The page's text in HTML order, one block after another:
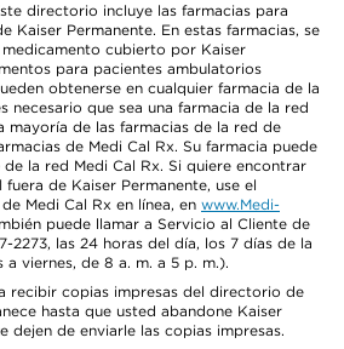
directorio incluye las farmacias para
Kaiser Permanente. En estas farmacias, se
cubierto por Kaiser
para pacientes ambulatorios
obtenerse en cualquier farmacia de la
necesario que sea una farmacia de la red
mayoría de las farmacias de la red de
de Medi Cal Rx. Su farmacia puede
la red Medi Cal Rx. Si quiere encontrar
de Kaiser Permanente, use el
Medi Cal Rx en línea, en www.Medi-
puede llamar a Servicio al Cliente de
2273, las 24 horas del día, los 7 días de la
a viernes, de 8 a. m. a 5 p. m.).
recibir copias impresas del directorio de
hasta que usted abandone Kaiser
dejen de enviarle las copias impresas.